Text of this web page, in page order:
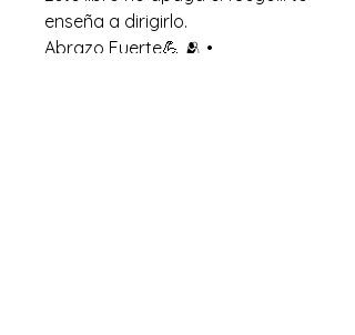
enseña a dirigirlo.
Abrazo Fuerte💪 🫂 •